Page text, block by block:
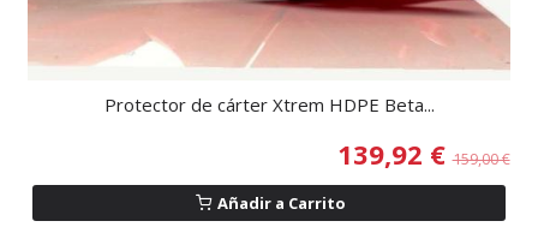
Protector de cárter Xtrem HDPE Beta...
139,92 €159,00 €
Añadir a Carrito